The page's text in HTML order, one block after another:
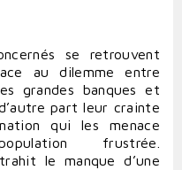
se retrouvent
au dilemme entre
grandes banques et
part leur crainte
qui les menace
frustrée.
le manque d’une